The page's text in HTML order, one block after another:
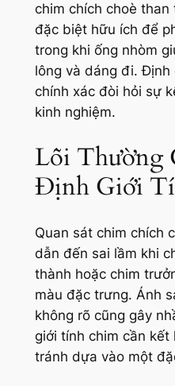
chim chích choè than
đặc biệt hữu ích để
trong khi ống nhòm
lông và dáng đi. Định
chính xác đòi hỏi sự
kinh nghiệm.
Lỗi Thường
Định Giới
Quan sát chim chích
dẫn đến sai lầm khi
thành hoặc chim
màu đặc trưng. Ánh
không rõ cũng gây
giới tính chim cần kết
tránh dựa vào một